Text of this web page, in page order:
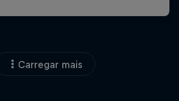
Carregar mais